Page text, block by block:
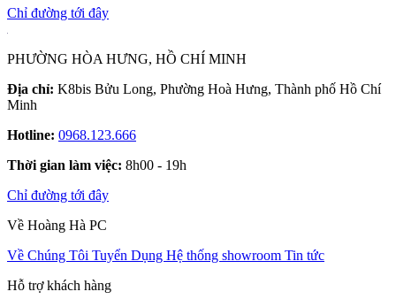
Chỉ đường tới đây
PHƯỜNG HÒA HƯNG, HỒ CHÍ MINH
Địa chỉ: K8bis Bửu Long, Phường Hoà Hưng, Thành phố Hồ Chí
Minh
Hotline: 0968.123.666
Thời gian làm việc: 8h00 - 19h
Chỉ đường tới đây
Về Hoàng Hà PC
Về Chúng Tôi Tuyển Dụng Hệ thống showroom Tin tức
Hỗ trợ khách hàng